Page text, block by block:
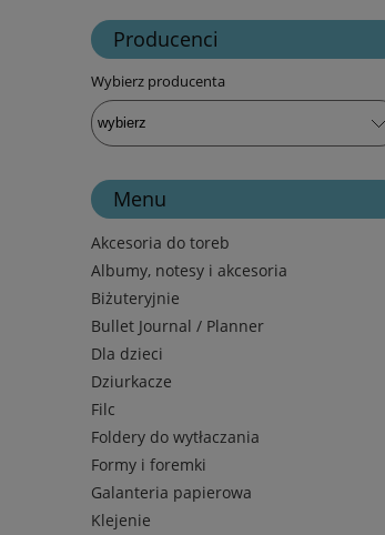
Producenci
Wybierz producenta
Menu
Akcesoria do toreb
Albumy, notesy i akcesoria
Biżuteryjnie
Bullet Journal / Planner
Dla dzieci
Dziurkacze
Filc
Foldery do wytłaczania
Formy i foremki
Galanteria papierowa
Klejenie